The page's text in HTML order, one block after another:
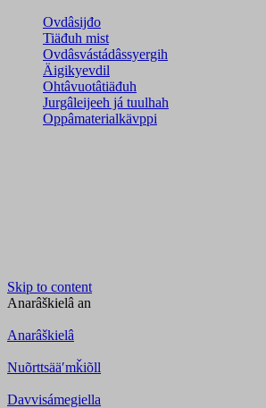
Ovdâsijđo
Tiäđuh mist
Ovdâsvástádâssyergih
Äigikyevdil
Ohtâvuotâtiäđuh
Jurgâleijeeh já tuulhah
Oppâmaterialkävppi
Skip to content
Anarâškielâ an
Anarâškielâ
Nuõrttsääʹmǩiõll
Davvisámegiella